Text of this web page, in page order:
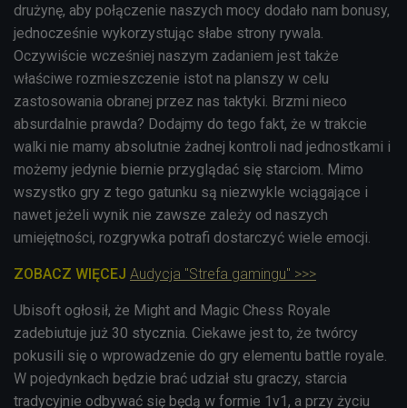
drużynę, aby połączenie naszych mocy dodało nam bonusy,
jednocześnie wykorzystując słabe strony rywala.
Oczywiście wcześniej naszym zadaniem jest także
właściwe rozmieszczenie istot na planszy w celu
zastosowania obranej przez nas taktyki. Brzmi nieco
absurdalnie prawda? Dodajmy do tego fakt, że w trakcie
walki nie mamy absolutnie żadnej kontroli nad jednostkami i
możemy jedynie biernie przyglądać się starciom. Mimo
wszystko gry z tego gatunku są niezwykle wciągające i
nawet jeżeli wynik nie zawsze zależy od naszych
umiejętności, rozgrywka potrafi dostarczyć wiele emocji.
ZOBACZ WIĘCEJ Audycja "Strefa gamingu" >>>
Ubisoft ogłosił, że Might and Magic Chess Royale
zadebiutuje już 30 stycznia. Ciekawe jest to, że twórcy
pokusili się o wprowadzenie do gry elementu battle royale.
W pojedynkach będzie brać udział stu graczy, starcia
tradycyjnie odbywać się będą w formie 1v1, a przy życiu